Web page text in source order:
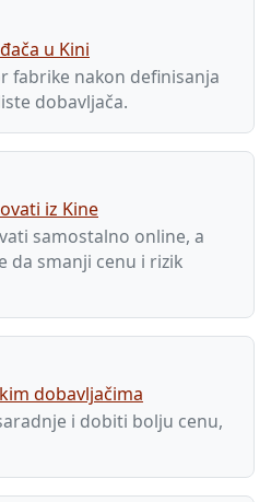
u Kini
fabrike nakon definisanja
dobavljača.
iz Kine
samostalno online, a
da smanji cenu i rizik
dobavljačima
i dobiti bolju cenu,